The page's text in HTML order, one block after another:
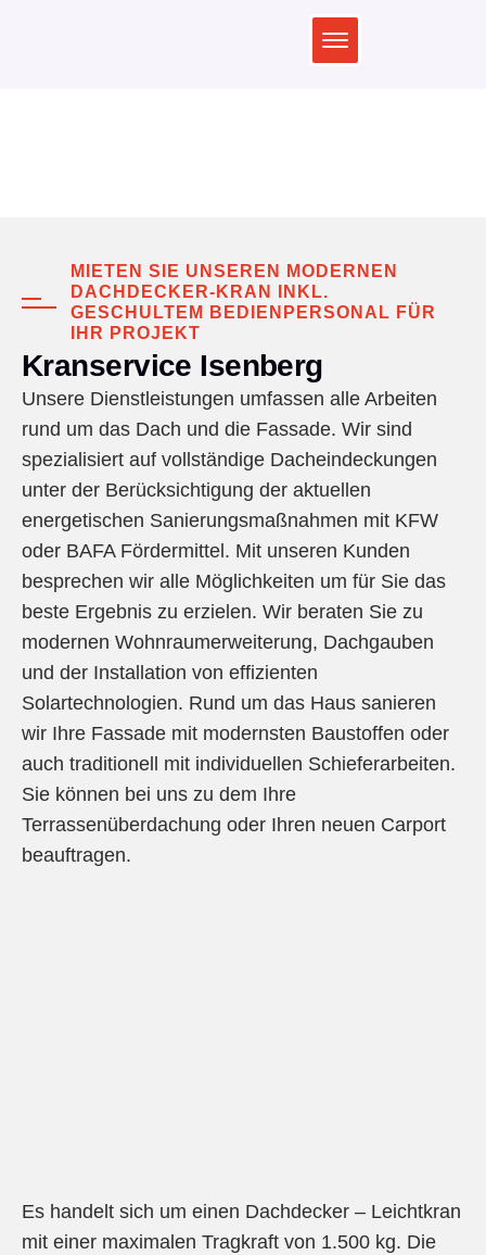
MIETEN SIE UNSEREN MODERNEN
DACHDECKER-KRAN INKL.
GESCHULTEM BEDIENPERSONAL FÜR
IHR PROJEKT
Kranservice Isenberg
Unsere Dienstleistungen umfassen alle Arbeiten
rund um das Dach und die Fassade. Wir sind
spezialisiert auf vollständige Dacheindeckungen
unter der Berücksichtigung der aktuellen
energetischen Sanierungsmaßnahmen mit KFW
oder BAFA Fördermittel. Mit unseren Kunden
besprechen wir alle Möglichkeiten um für Sie das
beste Ergebnis zu erzielen. Wir beraten Sie zu
modernen Wohnraumerweiterung, Dachgauben
und der Installation von effizienten
Solartechnologien. Rund um das Haus sanieren
wir Ihre Fassade mit modernsten Baustoffen oder
auch traditionell mit individuellen Schieferarbeiten.
Sie können bei uns zu dem Ihre
Terrassenüberdachung oder Ihren neuen Carport
beauftragen.
Es handelt sich um einen Dachdecker – Leichtkran
mit einer maximalen Tragkraft von 1.500 kg. Die